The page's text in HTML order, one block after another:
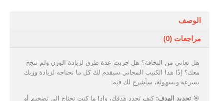
الوصف
مراجعات (0)
هل تعاني من النحافة؟ هل جربت عدة طرق لزيادة الوزن ولم تنجح
معك؟ إذًا هذا الكتيب المجاني سيقدم لك كل ما تحتاجه لزيادة وزنك
بسرعة وبسهولة، سأشرح لك فيه:
🎯 تحديد الهدف: كيف تحدد هدفك، وإذا ما كنت تحتاج إلى تضخيم أو